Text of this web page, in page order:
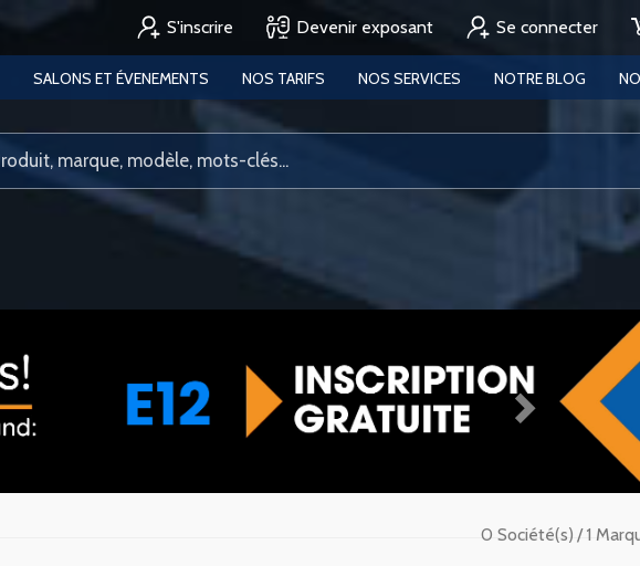
S'inscrire Devenir exposant Se connecter
SALONS ET ÉVENEMENTS NOS TARIFS NOS SERVICES NOTRE BLOG
1
0 Société(s)